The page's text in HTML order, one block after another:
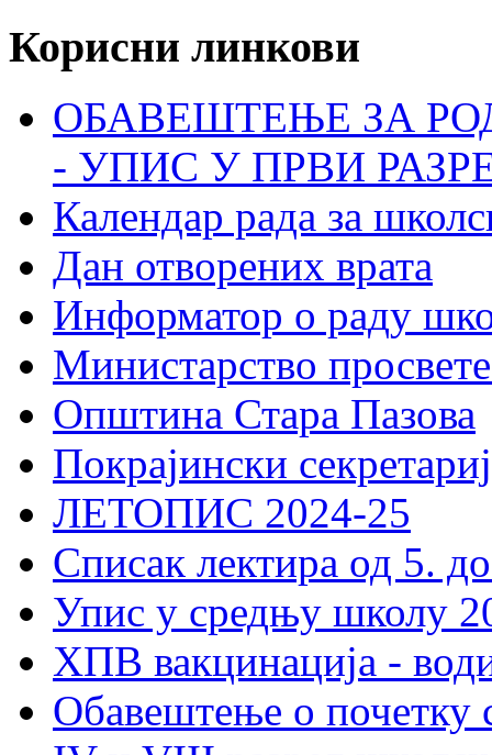
Корисни линкови
ОБАВЕШТЕЊЕ ЗА
- УПИС У ПРВИ
Календар рада за
Дан отворених врата
Информатор о раду
Министарство
Општина Стара Пазова
Покрајински
ЛЕТОПИС 2024-25
Списак лектира од 5.
Упис у средњу школу
ХПВ вакцинација -
Обавештење о почетку